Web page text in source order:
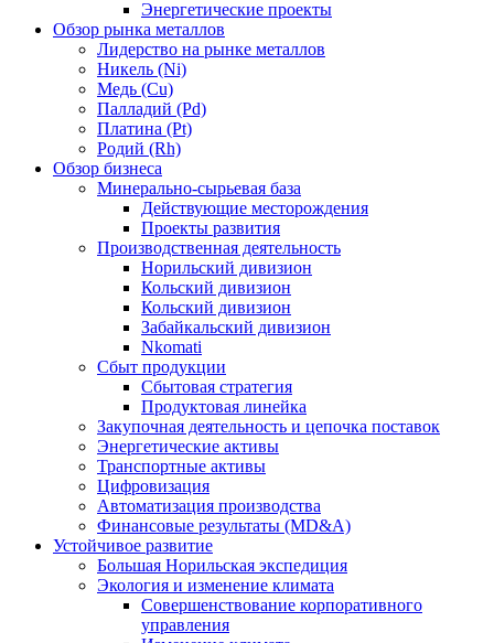
Энергетические проекты
Обзор рынка металлов
Лидерство на рынке металлов
Никель (Ni)
Медь (Cu)
Палладий (Pd)
Платина (Pt)
Родий (Rh)
Обзор бизнеса
Минерально-сырьевая база
Действующие месторождения
Проекты развития
Производственная деятельность
Норильский дивизион
Кольский дивизион
Кольский дивизион
Забайкальский дивизион
Nkomati
Сбыт продукции
Сбытовая стратегия
Продуктовая линейка
Закупочная деятельность и цепочка поставок
Энергетические активы
Транспортные активы
Цифровизация
Автоматизация производства
Финансовые результаты (MD&A)
Устойчивое развитие
Большая Норильская экспедиция
Экология и изменение климата
Совершенствование корпоративного
управления